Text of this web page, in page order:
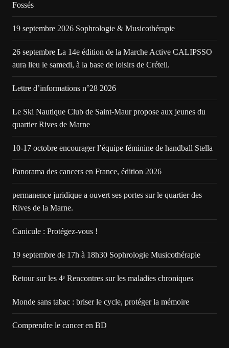
Fossés
19 septembre 2026 Sophrologie & Musicothérapie
26 septembre La 14e édition de la Marche Active CALIPSSO
aura lieu le samedi, à la base de loisirs de Créteil.
Lettre d’informations n°28 2026
Le Ski Nautique Club de Saint-Maur propose aux jeunes du
quartier Rives de Marne
10-17 octobre encourager l’équipe féminine de handball Stella
Panorama des cancers en France, édition 2026
permanence juridique a ouvert ses portes sur le quartier des
Rives de la Marne.
Canicule : Protégez-vous !
19 septembre de 17h à 18h30 Sophrologie Musicothérapie
Retour sur les 4ᵉ Rencontres sur les maladies chroniques
Monde sans tabac : briser le cycle, protéger la mémoire
Comprendre le cancer en BD